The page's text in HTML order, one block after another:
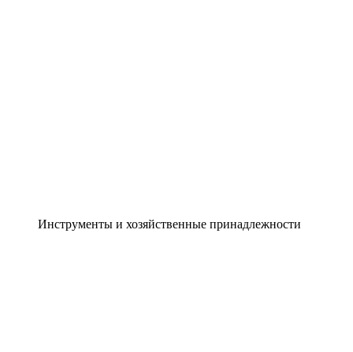
Инструменты и хозяйственные принадлежности